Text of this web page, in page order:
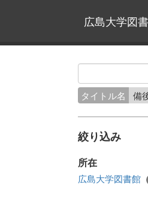
広島大学図
タイトル名 備
絞り込み
所在
広島大学図書館